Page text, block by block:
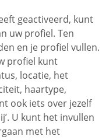
geactiveerd, kunt
uw profiel. Ten
en je profiel vullen.
profiel kunt
locatie, het
haartype,
ook iets over jezelf
U kunt het invullen
met het